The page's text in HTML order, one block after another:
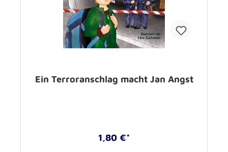
Ein Terroranschlag macht Jan Angst
1,80 €*